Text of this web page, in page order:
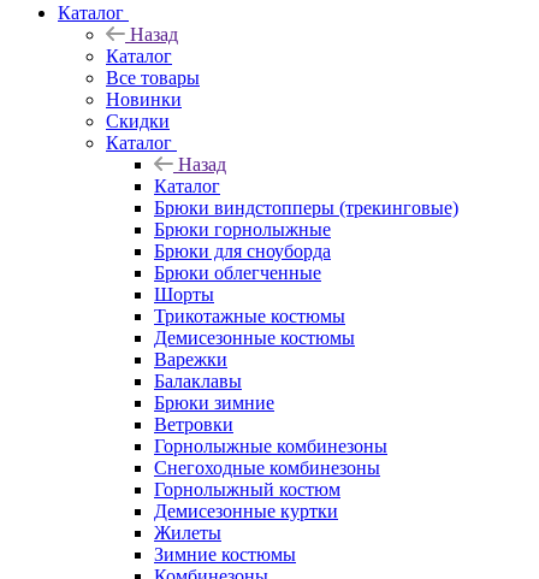
Каталог
Назад
Каталог
Все товары
Новинки
Скидки
Каталог
Назад
Каталог
Брюки виндстопперы (трекинговые)
Брюки горнолыжные
Брюки для сноуборда
Брюки облегченные
Шорты
Трикотажные костюмы
Демисезонные костюмы
Варежки
Балаклавы
Брюки зимние
Ветровки
Горнолыжные комбинезоны
Снегоходные комбинезоны
Горнолыжный костюм
Демисезонные куртки
Жилеты
Зимние костюмы